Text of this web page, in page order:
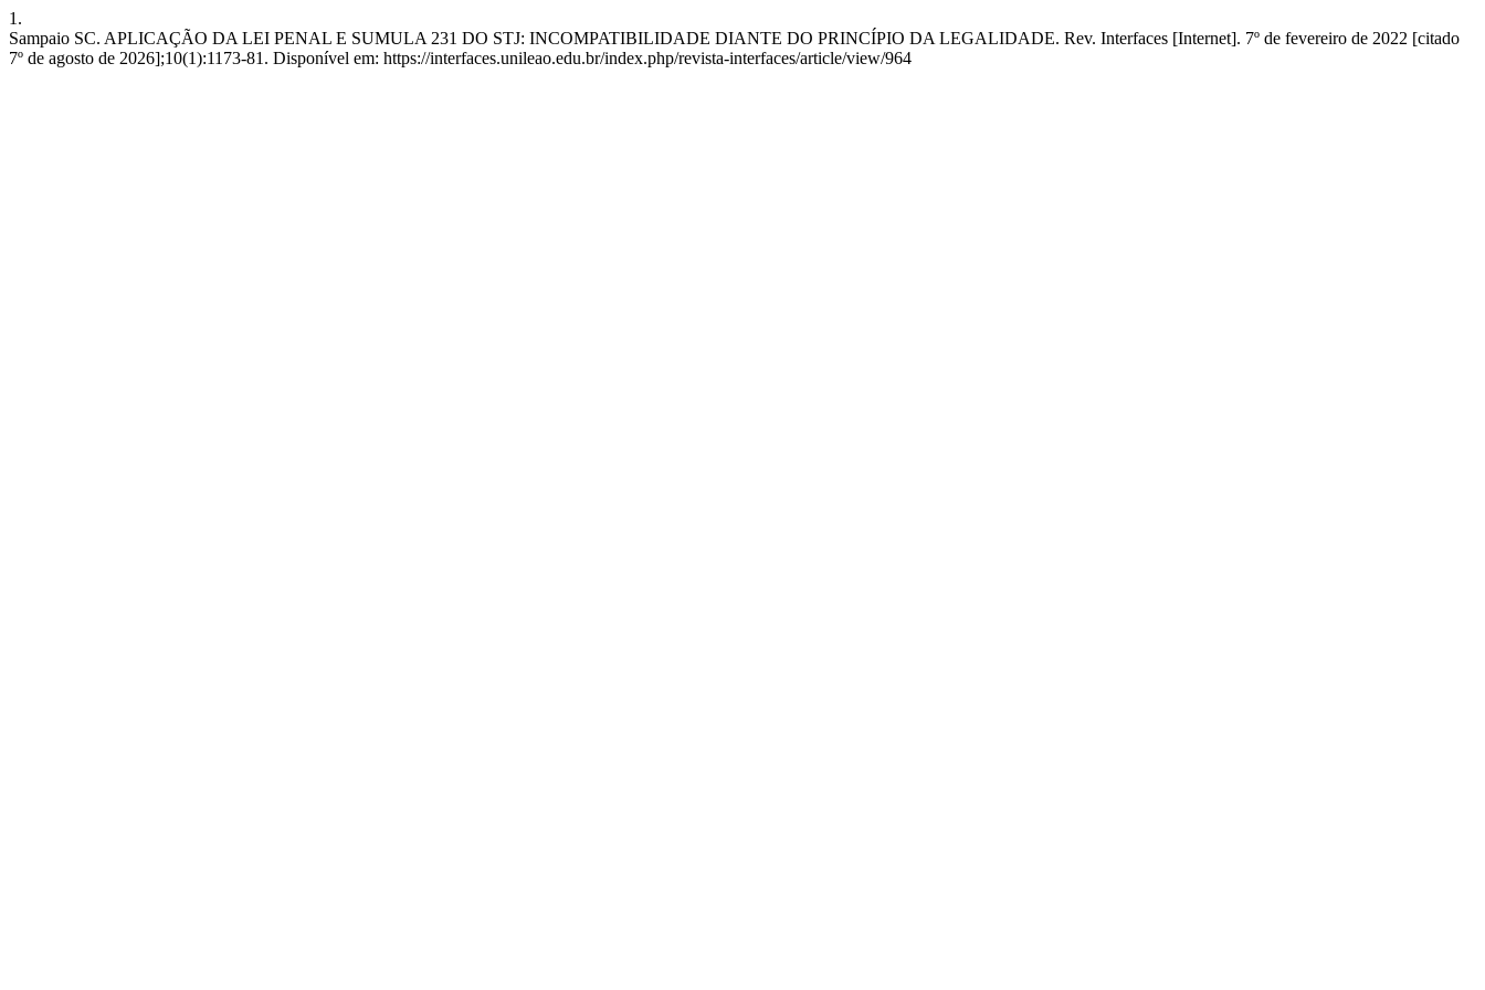
1.
Sampaio SC. APLICAÇÃO DA LEI PENAL E SUMULA 231 DO STJ: INCOMPATIBILIDADE DIANTE DO PRINCÍPIO DA LEGALIDADE. Rev. Interfaces [Internet]. 7º de fevereiro de 2022 [citado
7º de agosto de 2026];10(1):1173-81. Disponível em: https://interfaces.unileao.edu.br/index.php/revista-interfaces/article/view/964